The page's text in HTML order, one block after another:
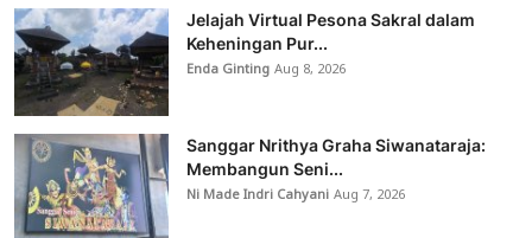
Jelajah Virtual Pesona Sakral dalam
Keheningan Pur...
Enda GintingAug 8, 2026
Sanggar Nrithya Graha Siwanataraja:
Membangun Seni...
Ni Made Indri CahyaniAug 7, 2026